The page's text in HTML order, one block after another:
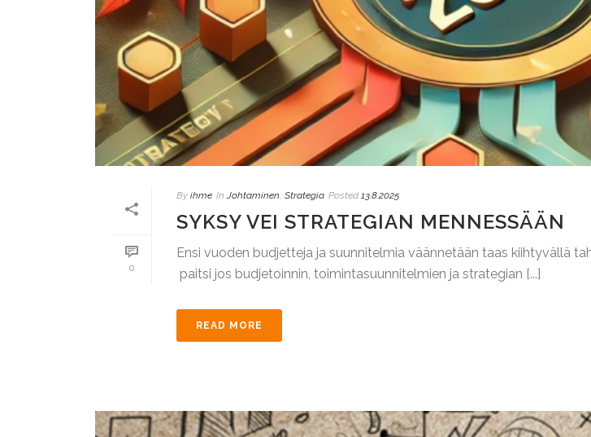
0
By ihme In Johtaminen, Strategia Posted 13.8.2025
SYKSY VEI STRATEGIAN MENNESSÄÄN
Ensi vuoden budjetteja ja suunnitelmia väännetään taas kiihtyvällä
paitsi jos budjetoinnin, toimintasuunnitelmien ja strategian [...]
READ MORE